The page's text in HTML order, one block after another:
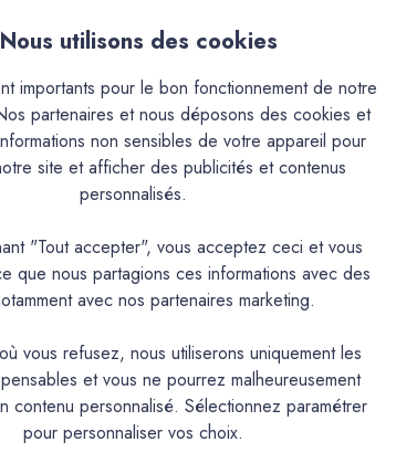
& Échantillons
un rendu lisse et uniforme, une
souple, la FBL rend la pose d’un béton
(pièces d’eau inclues), elle simplifie les
idéal pour les intérieurs épurés ou
sans compromis sur la
sans avoir à tout recommencer. La FBL
PRODUIT
Nous utilisons des cookies
importants pour le bon fonctionnement de notre
partenaires et nous déposons des cookies et
non sensibles de votre appareil pour
site et afficher des publicités et contenus
personnalisés.
"Tout accepter", vous acceptez ceci et vous
que nous partagions ces informations avec des
avec nos partenaires marketing.
vous refusez, nous utiliserons uniquement les
et vous ne pourrez malheureusement
contenu personnalisé. Sélectionnez paramétrer
pour personnaliser vos choix.